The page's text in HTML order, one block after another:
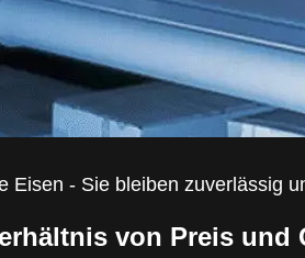
Eisen - Sie bleiben zuverlässig
von Preis und